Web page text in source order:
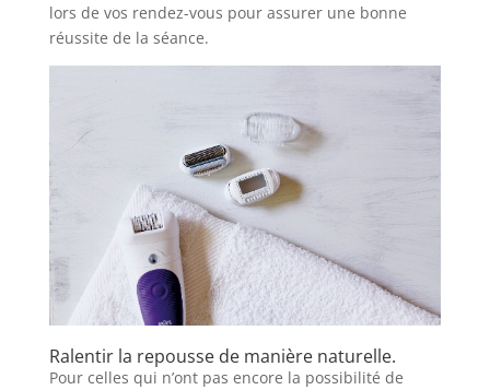
lors de vos rendez-vous pour assurer une bonne
réussite de la séance.
Ralentir la repousse de manière naturelle.
Pour celles qui n’ont pas encore la possibilité de